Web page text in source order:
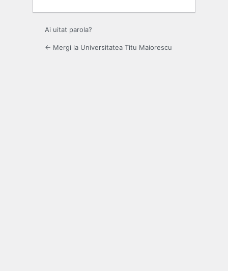
Ai uitat parola?
← Mergi la Universitatea Titu Maiorescu